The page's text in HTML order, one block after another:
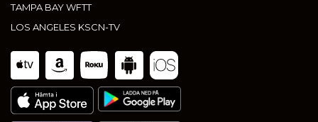
TAMPA BAY WFTT
LOS ANGELES KSCN-TV